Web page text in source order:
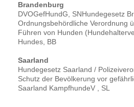
Brandenburg
DVOGefHundG, SNHundegesetz
Ordnungsbehördliche Verordnung
Führen von Hunden
Hundes, BB
Saarland
Hundegesetz Saarland /
Schutz der Bevölkerung vor
Saarland KampfhundeV , SL